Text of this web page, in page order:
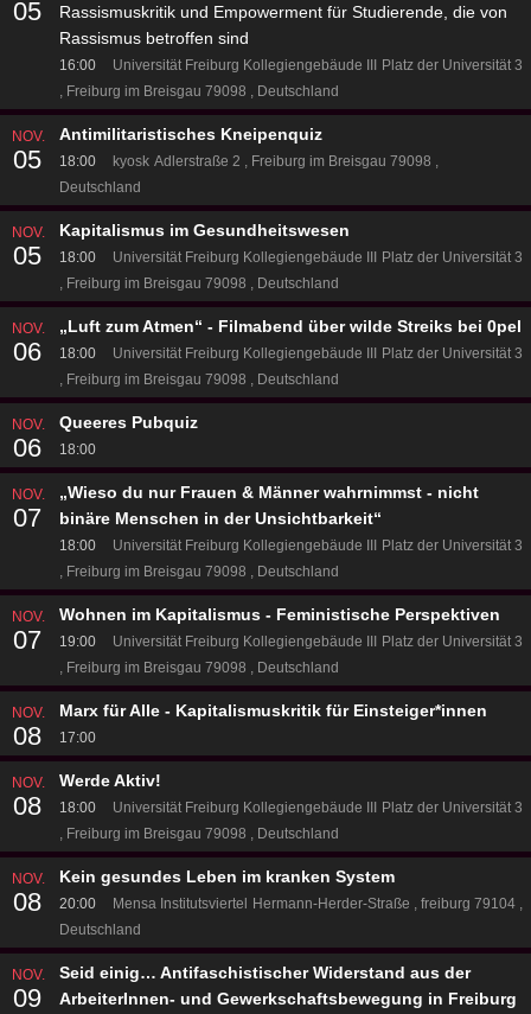
05
Rassismuskritik und Empowerment für Studierende, die von
Rassismus betroffen sind
16:00 Universität Freiburg Kollegiengebäude III Platz der Universität 3
Freiburg im Breisgau 79098
Deutschland
NOV.
05
Antimilitaristisches Kneipenquiz
18:00 kyosk Adlerstraße 2
Freiburg im Breisgau 79098
Deutschland
NOV.
05
Kapitalismus im Gesundheitswesen
18:00 Universität Freiburg Kollegiengebäude III Platz der Universität 3
Freiburg im Breisgau 79098
Deutschland
NOV.
06
„Luft zum Atmen“ - Filmabend über wilde Streiks bei 0pel
18:00 Universität Freiburg Kollegiengebäude III Platz der Universität 3
Freiburg im Breisgau 79098
Deutschland
NOV.
06
Queeres Pubquiz
18:00
NOV.
07
„Wieso du nur Frauen & Männer wahrnimmst - nicht
binäre Menschen in der Unsichtbarkeit“
18:00 Universität Freiburg Kollegiengebäude III Platz der Universität 3
Freiburg im Breisgau 79098
Deutschland
NOV.
07
Wohnen im Kapitalismus - Feministische Perspektiven
19:00 Universität Freiburg Kollegiengebäude III Platz der Universität 3
Freiburg im Breisgau 79098
Deutschland
NOV.
08
Marx für Alle - Kapitalismuskritik für Einsteiger*innen
17:00
NOV.
08
Werde Aktiv!
18:00 Universität Freiburg Kollegiengebäude III Platz der Universität 3
Freiburg im Breisgau 79098
Deutschland
NOV.
08
Kein gesundes Leben im kranken System
20:00 Mensa Institutsviertel Hermann-Herder-Straße
freiburg 79104
Deutschland
NOV.
09
Seid einig… Antifaschistischer Widerstand aus der
ArbeiterInnen- und Gewerkschaftsbewegung in Freiburg